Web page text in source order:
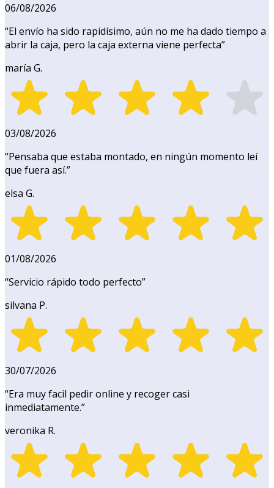
06/08/2026
“El envío ha sido rapidísimo, aún no me ha dado tiempo a
abrir la caja, pero la caja externa viene perfecta”
maría G.
03/08/2026
“Pensaba que estaba montado, en ningún momento leí
que fuera así.”
elsa G.
01/08/2026
“Servicio rápido todo perfecto”
silvana P.
30/07/2026
“Era muy facil pedir online y recoger casi
inmediatamente.”
veronika R.